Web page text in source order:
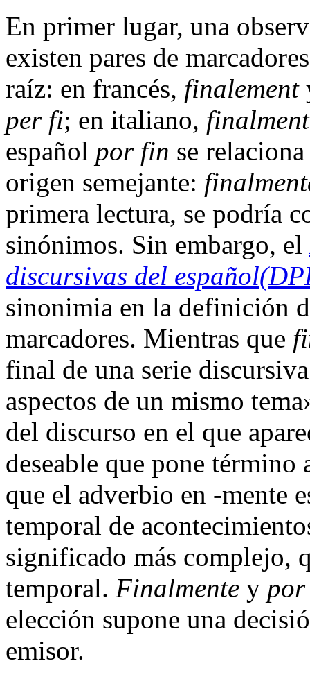
En primer lugar, una
existen pares de
raíz: en francés, finalement
per fi; en italiano,
español por fin se
origen semejante:
primera lectura, se podría
sinónimos. Sin embargo, el
discursivas del
sinonimia en la definición
marcadores. Mientras que
final de una serie
aspectos de un mismo
del discurso en el que
deseable que pone término
que el adverbio en -mente
temporal de
significado más complejo,
temporal. Finalmente y
elección supone una
emisor.